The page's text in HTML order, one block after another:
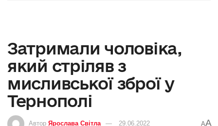
Затримали чоловіка,
який стріляв з
мисливської зброї у
Тернополі
Автор Ярослава Світла 29.06.2022 AA